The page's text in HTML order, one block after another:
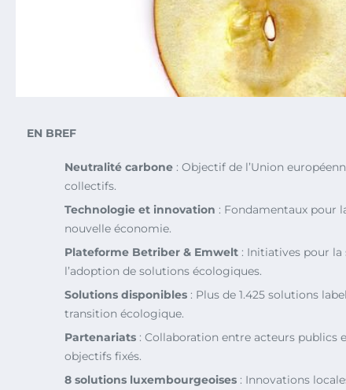
EN BREF
Neutralité carbone : Objectif de l’Union
collectifs.
Technologie et innovation : Fondamentaux pour
nouvelle économie.
Plateforme Betriber & Emwelt : Initiatives pour
l’adoption de solutions écologiques.
Solutions disponibles : Plus de 1.425 solutions
transition écologique.
Partenariats : Collaboration entre acteurs publics
objectifs fixés.
8 solutions luxembourgeoises : Innovations